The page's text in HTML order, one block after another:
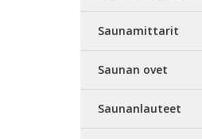
Saunamittarit
Saunan ovet
Saunanlauteet